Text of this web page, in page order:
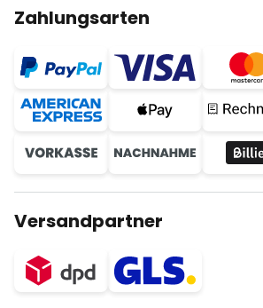
Zahlungsarten
Versandpartner